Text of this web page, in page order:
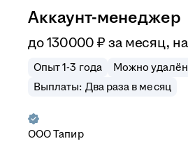
Аккаунт-менеджер
до130 000 ₽ за месяц,
Опыт 1-3 года
Можно
Выплаты: Два раза в месяц
ОООТапир